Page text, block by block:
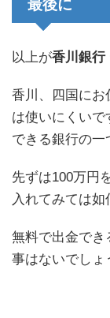
最後に
以上が香川銀行
香川、四国にお
は使いにくい
できる銀行の一
先ずは100万円
入れてみては如
無料で出金でき
事はないでしょ